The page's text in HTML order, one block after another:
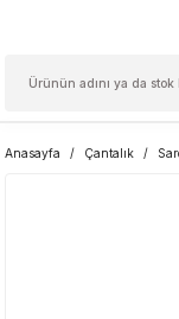
Anasayfa Çantalık